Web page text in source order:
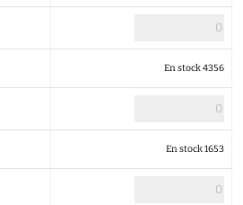
En stock 4356
En stock 1653